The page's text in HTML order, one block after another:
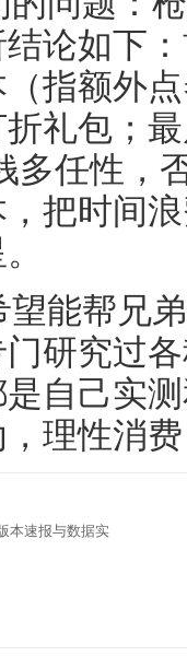
论如下
指额外
礼包；
多任性，
把时间
能帮兄
研究过
自己实
理性消
本速报与数据实